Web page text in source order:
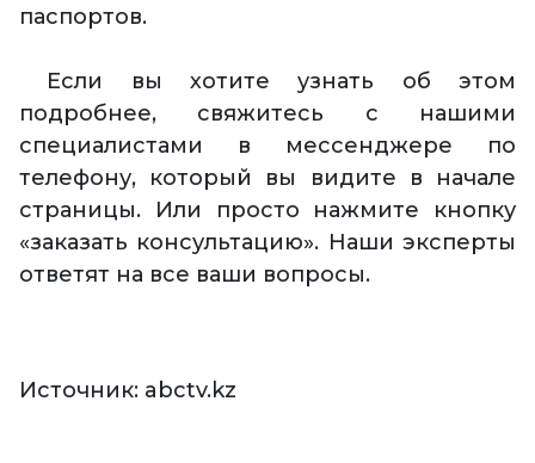
паспортов.
Если вы хотите узнать об этом
подробнее, свяжитесь с нашими
специалистами в мессенджере по
телефону, который вы видите в начале
страницы. Или просто нажмите кнопку
«заказать консультацию». Наши эксперты
ответят на все ваши вопросы.
Источник: abctv.kz